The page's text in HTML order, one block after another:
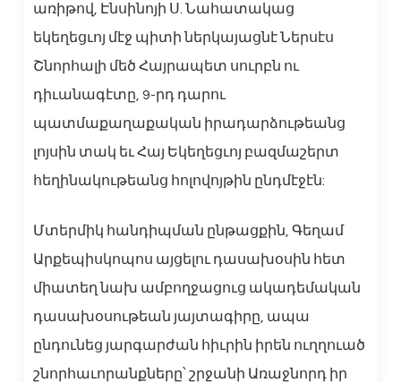
առիթով, Էնսինոյի Ս. Նահատակաց
եկեղեցւոյ մէջ պիտի ներկայացնէ Ներսէս
Շնորհալի մեծ Հայրապետ սուրբն ու
դիւանագէտը, 9-րդ դարու
պատմաքաղաքական իրադարձութեանց
լոյսին տակ եւ Հայ Եկեղեցւոյ բազմաշերտ
հեղինակութեանց հոլովոյթին ընդմէջէն:
Մտերմիկ հանդիպման ընթացքին, Գեղամ
Արքեպիսկոպոս այցելու դասախօսին հետ
միատեղ նախ ամբողջացուց ակադեմական
դասախօսութեան յայտագիրը, ապա
ընդունեց յարգարժան հիւրին իրեն ուղղուած
շնորհաւորանքները՝ շրջանի Առաջնորդ իր